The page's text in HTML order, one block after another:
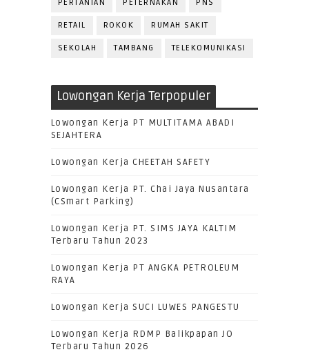
PERTANIAN PETERNAKAN PNS
RETAIL ROKOK RUMAH SAKIT
SEKOLAH TAMBANG TELEKOMUNIKASI
Lowongan Kerja Terpopuler
Lowongan Kerja PT MULTITAMA ABADI
SEJAHTERA
Lowongan Kerja CHEETAH SAFETY
Lowongan Kerja PT. Chai Jaya Nusantara
(CSmart Parking)
Lowongan Kerja PT. SIMS JAYA KALTIM
Terbaru Tahun 2023
Lowongan Kerja PT ANGKA PETROLEUM
RAYA
Lowongan Kerja SUCI LUWES PANGESTU
Lowongan Kerja RDMP Balikpapan JO
Terbaru Tahun 2026